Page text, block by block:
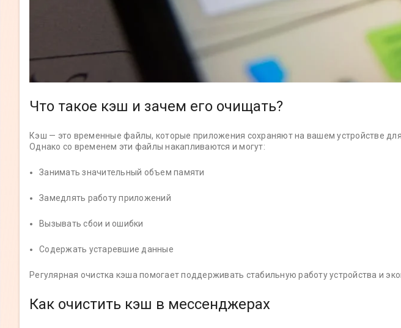
Что такое кэш и зачем его очищать?
Кэш — это временные файлы, которые приложения сохраняют на вашем устройстве для
Однако со временем эти файлы накапливаются и могут:
Занимать значительный объем памяти
Замедлять работу приложений
Вызывать сбои и ошибки
Содержать устаревшие данные
Регулярная очистка кэша помогает поддерживать стабильную работу устройства и
Как очистить кэш в мессенджерах